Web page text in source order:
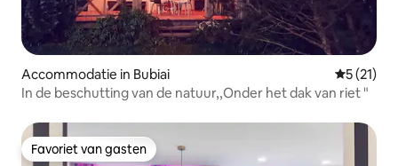
Accommodatie in Bubiai
5 (21)
In de beschutting van de natuur,,Onder het dak van riet "
Favoriet van gasten
Favoriet van gasten